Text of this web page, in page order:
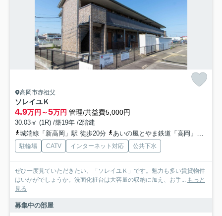
高岡市赤祖父
ソレイユＫ
4.9万円～5万円 管理/共益費5,000円
30.03㎡ (1R) /築19年 /2階建
城端線「新高岡」駅 徒歩20分
あいの風とやま鉄道「高岡」駅 徒歩23分
駐輪場 CATV インターネット対応 公共下水
ぜひ一度見ていただきたい、「ソレイユＫ」です。魅力も多い賃貸物件
はいかがでしょうか。洗面化粧台は大容量の収納に加え、お手... もっと
見る
募集中の部屋